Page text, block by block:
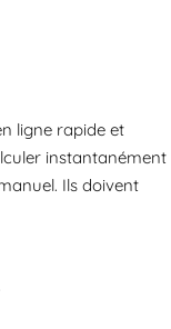
ligne rapide et
instantanément
Ils doivent